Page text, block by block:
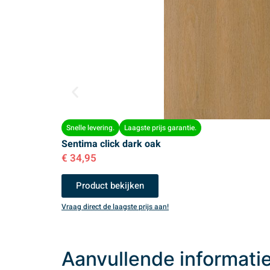
Snelle levering. Laagste prijs garantie.
Sentima click dark oak
€ 34,95
Product bekijken
Vraag direct de laagste prijs aan!
Aanvullende